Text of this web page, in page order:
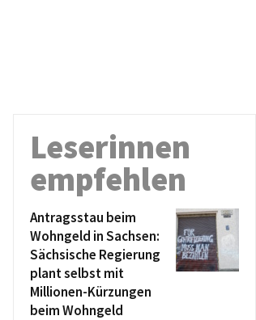
Leserinnen
empfehlen
Antragsstau beim
Wohngeld in Sachsen:
Sächsische Regierung
plant selbst mit
Millionen-Kürzungen
beim Wohngeld